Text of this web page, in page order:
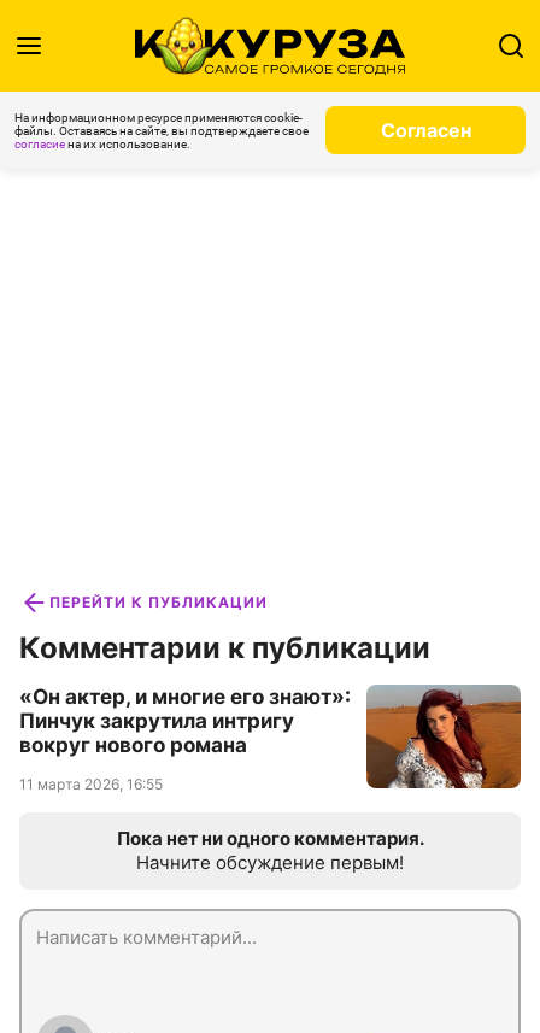
На информационном ресурсе применяются cookie-
файлы. Оставаясь на сайте, вы подтверждаете свое
согласиена их использование.
Согласен
ПЕРЕЙТИ К ПУБЛИКАЦИИ
Комментарии к публикации
«Он актер, и многие его знают»:
Пинчук закрутила интригу
вокруг нового романа
11 марта 2026, 16:55
Пока нет ни одного комментария.
Начните обсуждение первым!